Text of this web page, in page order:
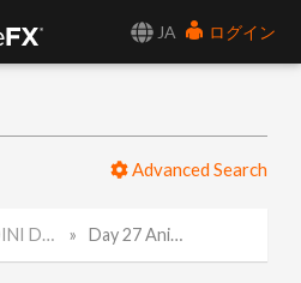
JA
ログイン
Advanced Search
2021 Day 27 Animation | Creatures | Burrow